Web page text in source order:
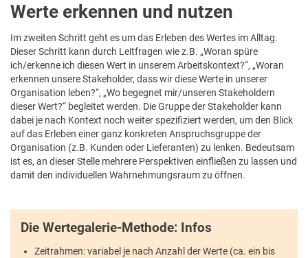
Werte erkennen und nutzen
Im zweiten Schritt geht es um das Erleben des Wertes im Alltag.
Dieser Schritt kann durch Leitfragen wie z.B. „Woran spüre
ich/erkenne ich diesen Wert in unserem Arbeitskontext?“, „Woran
erkennen unsere Stakeholder, dass wir diese Werte in unserer
Organisation leben?“, „Wo begegnet mir/unseren Stakeholdern
dieser Wert?“ begleitet werden. Die Gruppe der Stakeholder kann
dabei je nach Kontext noch weiter spezifiziert werden, um den Blick
auf das Erleben einer ganz konkreten Anspruchsgruppe der
Organisation (z.B. Kunden oder Lieferanten) zu lenken. Bedeutsam
ist es, an dieser Stelle mehrere Perspektiven einfließen zu lassen und
damit den individuellen Wahrnehmungsraum zu öffnen.
Die Wertegalerie-Methode: Infos
Zeitrahmen: variabel je nach Anzahl der Werte (ca. ein bis